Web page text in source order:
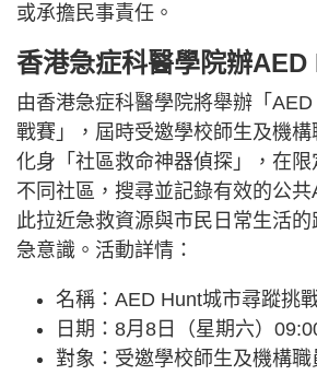
或承擔民事責任。
香港急症科醫學院辦AED
由香港急症科醫學院將舉辦「
戰賽」，屆時受邀學校師生及機構
化身「社區救命神器偵探」，在
不同社區，搜尋並記錄有效的公
此拉近急救資源與市民日常生活
急意識。活動詳情：
名稱：AED Hunt城市尋蹤挑
日期：8月8日（星期六）
對象：受邀學校師生及機構職